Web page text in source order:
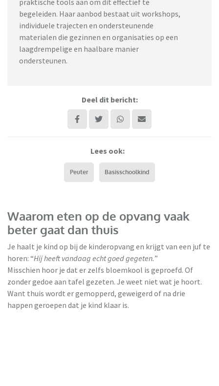
praktische tools aan om dit effectief te
begeleiden. Haar aanbod bestaat uit workshops,
individuele trajecten en ondersteunende
materialen die gezinnen en organisaties op een
laagdrempelige en haalbare manier
ondersteunen.
Deel dit bericht:
Lees ook:
Peuter Basisschoolkind
Waarom eten op de opvang vaak
beter gaat dan thuis
Je haalt je kind op bij de kinderopvang en krijgt van een juf te
horen: “Hij heeft vandaag echt goed gegeten.”
Misschien hoor je dat er zelfs bloemkool is geproefd. Of
zonder gedoe aan tafel gezeten. Je weet niet wat je hoort.
Want thuis wordt er gemopperd, geweigerd of na drie
happen geroepen dat je kind klaar is.